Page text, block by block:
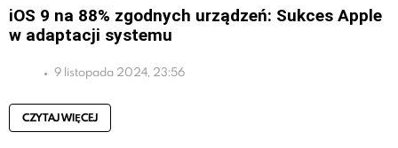
iOS 9 na 88% zgodnych urządzeń: Sukces Apple
w adaptacji systemu
9 listopada 2024, 23:56
CZYTAJ WIĘCEJ